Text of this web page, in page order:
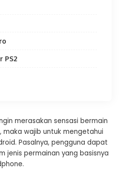
PS2
merasakan sensasi bermain
wajib untuk mengetahui
Pasalnya, pengguna dapat
jenis permainan yang basisnya